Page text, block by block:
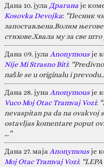
Дана 10. јула Драганаје
Kosovka Devojka: “Песник
запостављена.Волим
стихове.Хвала му за све
Дана 09. јула Anonymousје
Nije Mi Strasno Biti:
našle se u originalu i
Дана 28. јуна Anonymousје
Vuco Moj Otac Tramvaj Vozi:
nevaspitan pa da na ovakvoj
ostavljas komentare poput
…”
Дана 27. маја Anonymousје
Moj Otac Tramvaj Vozi: